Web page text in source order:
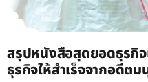
สรุปหนังสือสุดยอดธุรกิ
ธุรกิจให้สำเร็จจากอดีต